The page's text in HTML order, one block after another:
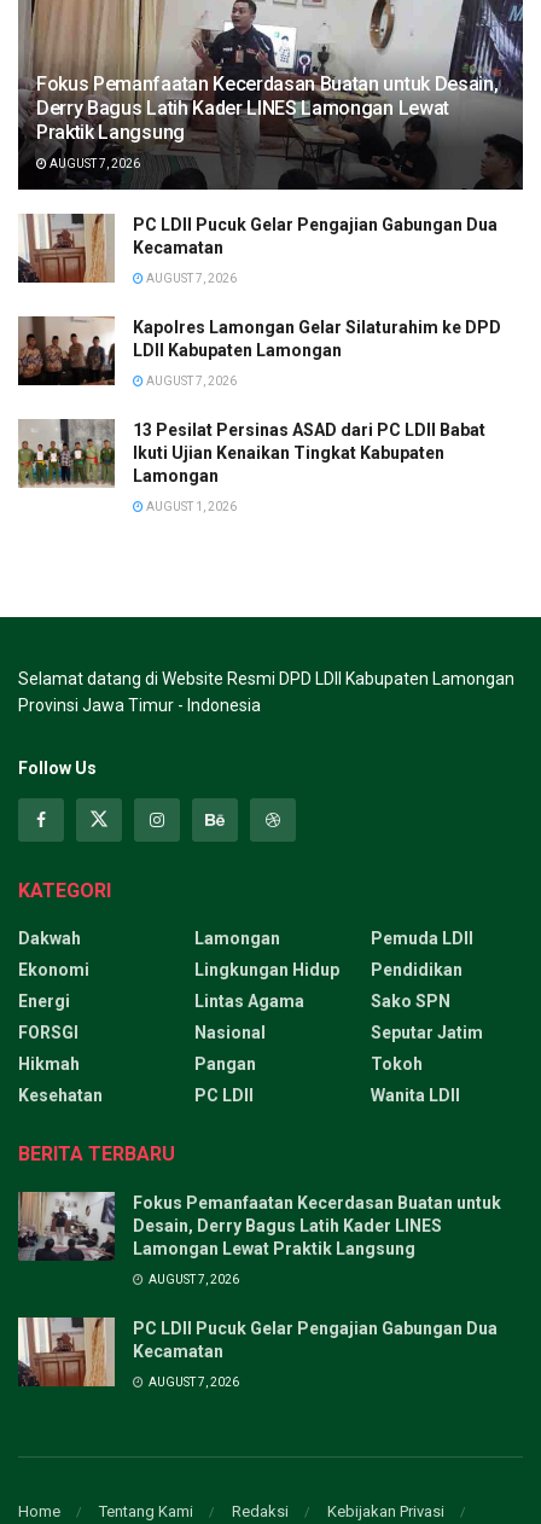
Fokus Pemanfaatan Kecerdasan Buatan untuk Desain,
Derry Bagus Latih Kader LINES Lamongan Lewat
Praktik Langsung
AUGUST 7, 2026
PC LDII Pucuk Gelar Pengajian Gabungan Dua
Kecamatan
AUGUST 7, 2026
Kapolres Lamongan Gelar Silaturahim ke DPD
LDII Kabupaten Lamongan
AUGUST 7, 2026
13 Pesilat Persinas ASAD dari PC LDII Babat
Ikuti Ujian Kenaikan Tingkat Kabupaten
Lamongan
AUGUST 1, 2026
Selamat datang di Website Resmi DPD LDII Kabupaten Lamongan
Provinsi Jawa Timur - Indonesia
Follow Us
KATEGORI
Dakwah
Ekonomi
Energi
FORSGI
Hikmah
Kesehatan
Lamongan
Lingkungan Hidup
Lintas Agama
Nasional
Pangan
PC LDII
Pemuda LDII
Pendidikan
Sako SPN
Seputar Jatim
Tokoh
Wanita LDII
BERITA TERBARU
Fokus Pemanfaatan Kecerdasan Buatan untuk
Desain, Derry Bagus Latih Kader LINES
Lamongan Lewat Praktik Langsung
AUGUST 7, 2026
PC LDII Pucuk Gelar Pengajian Gabungan Dua
Kecamatan
AUGUST 7, 2026
Home Tentang Kami Redaksi Kebijakan Privasi